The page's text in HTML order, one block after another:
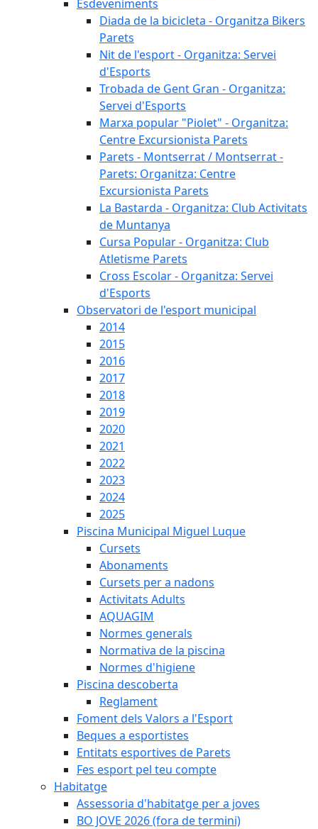
Esdeveniments
Diada de la bicicleta - Organitza Bikers
Parets
Nit de l'esport - Organitza: Servei
d'Esports
Trobada de Gent Gran - Organitza:
Servei d'Esports
Marxa popular "Piolet" - Organitza:
Centre Excursionista Parets
Parets - Montserrat / Montserrat -
Parets: Organitza: Centre
Excursionista Parets
La Bastarda - Organitza: Club Activitats
de Muntanya
Cursa Popular - Organitza: Club
Atletisme Parets
Cross Escolar - Organitza: Servei
d'Esports
Observatori de l'esport municipal
2014
2015
2016
2017
2018
2019
2020
2021
2022
2023
2024
2025
Piscina Municipal Miguel Luque
Cursets
Abonaments
Cursets per a nadons
Activitats Adults
AQUAGIM
Normes generals
Normativa de la piscina
Normes d'higiene
Piscina descoberta
Reglament
Foment dels Valors a l'Esport
Beques a esportistes
Entitats esportives de Parets
Fes esport pel teu compte
Habitatge
Assessoria d'habitatge per a joves
BO JOVE 2026 (fora de termini)